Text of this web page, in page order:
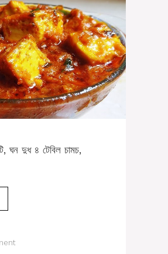
ঘন দুধ ৪ টেবিল চামচ,